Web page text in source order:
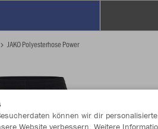
JAKO Polyesterhose Power
können wir dir personalisierte
Website verbessern. Weitere